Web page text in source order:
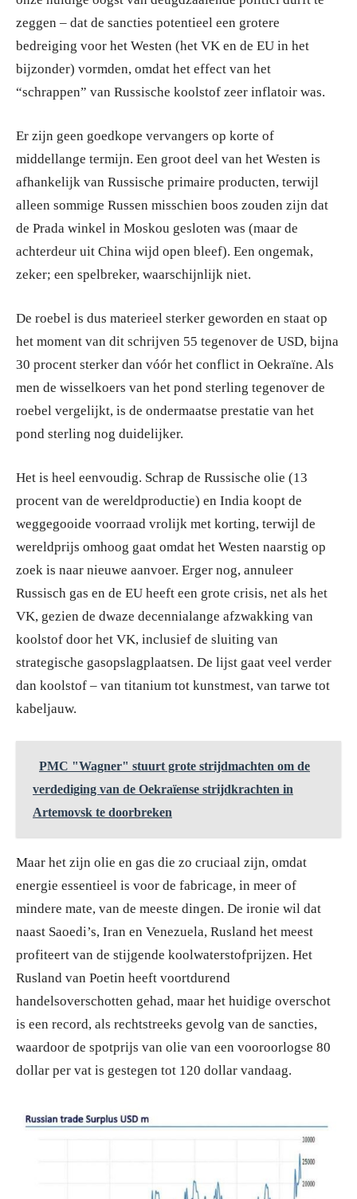
zeggen – dat de sancties potentieel een grotere
bedreiging voor het Westen (het VK en de EU in het
bijzonder) vormden, omdat het effect van het
“schrappen” van Russische koolstof zeer inflatoir was.
Er zijn geen goedkope vervangers op korte of
middellange termijn. Een groot deel van het Westen is
afhankelijk van Russische primaire producten, terwijl
alleen sommige Russen misschien boos zouden zijn dat
de Prada winkel in Moskou gesloten was (maar de
achterdeur uit China wijd open bleef). Een ongemak,
zeker; een spelbreker, waarschijnlijk niet.
De roebel is dus materieel sterker geworden en staat op
het moment van dit schrijven 55 tegenover de USD, bijna
30 procent sterker dan vóór het conflict in Oekraïne. Als
men de wisselkoers van het pond sterling tegenover de
roebel vergelijkt, is de ondermaatse prestatie van het
pond sterling nog duidelijker.
Het is heel eenvoudig. Schrap de Russische olie (13
procent van de wereldproductie) en India koopt de
weggegooide voorraad vrolijk met korting, terwijl de
wereldprijs omhoog gaat omdat het Westen naarstig op
zoek is naar nieuwe aanvoer. Erger nog, annuleer
Russisch gas en de EU heeft een grote crisis, net als het
VK, gezien de dwaze decennialange afzwakking van
koolstof door het VK, inclusief de sluiting van
strategische gasopslagplaatsen. De lijst gaat veel verder
dan koolstof – van titanium tot kunstmest, van tarwe tot
kabeljauw.
PMC "Wagner" stuurt grote strijdmachten om de
verdediging van de Oekraïense strijdkrachten in
Artemovsk te doorbreken
Maar het zijn olie en gas die zo cruciaal zijn, omdat
energie essentieel is voor de fabricage, in meer of
mindere mate, van de meeste dingen. De ironie wil dat
naast Saoedi’s, Iran en Venezuela, Rusland het meest
profiteert van de stijgende koolwaterstofprijzen. Het
Rusland van Poetin heeft voortdurend
handelsoverschotten gehad, maar het huidige overschot
is een record, als rechtstreeks gevolg van de sancties,
waardoor de spotprijs van olie van een vooroorlogse 80
dollar per vat is gestegen tot 120 dollar vandaag.